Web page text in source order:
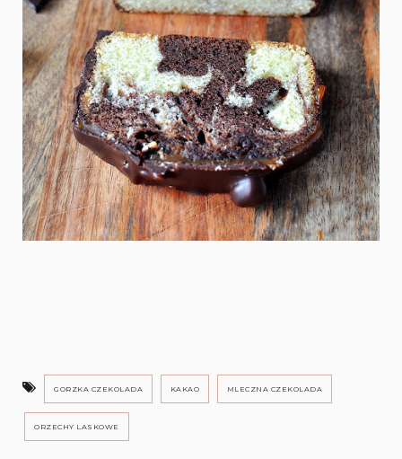
GORZKA CZEKOLADA KAKAO MLECZNA CZEKOLADA
ORZECHY LASKOWE